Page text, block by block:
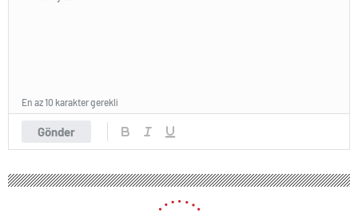
Gönder
En az 10 karakter gerekli